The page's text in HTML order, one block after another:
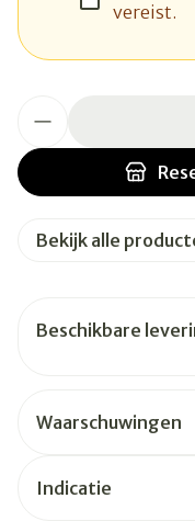
vereist.
Bekijk alle
Beschikbare
Waarschuwingen
Indicatie